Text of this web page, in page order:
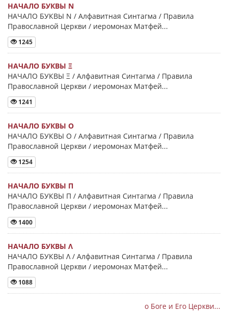
НАЧАЛО БУКВЫ Ν
НАЧАЛО БУКВЫ Ν / Алфавитная Синтагма / Правила
Православной Церкви / иеромонах Матфей...
1245
НАЧАЛО БУКВЫ Ξ
НАЧАЛО БУКВЫ Ξ / Алфавитная Синтагма / Правила
Православной Церкви / иеромонах Матфей...
1241
НАЧАЛО БУКВЫ Ο
НАЧАЛО БУКВЫ Ο / Алфавитная Синтагма / Правила
Православной Церкви / иеромонах Матфей...
1254
НАЧАЛО БУКВЫ Π
НАЧАЛО БУКВЫ Π / Алфавитная Синтагма / Правила
Православной Церкви / иеромонах Матфей...
1400
НАЧАЛО БУКВЫ Λ
НАЧАЛО БУКВЫ Λ / Алфавитная Синтагма / Правила
Православной Церкви / иеромонах Матфей...
1088
о Боге и Его Церкви...